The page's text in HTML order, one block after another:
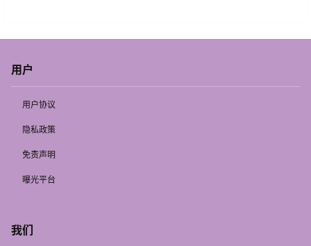
用户
用户协议
隐私政策
免责声明
曝光平台
我们